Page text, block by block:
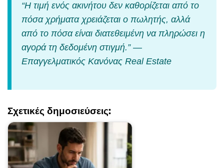
“Η τιμή ενός ακινήτου δεν καθορίζεται από το
πόσα χρήματα χρειάζεται ο πωλητής, αλλά
από το πόσα είναι διατεθειμένη να πληρώσει η
αγορά τη δεδομένη στιγμή.” —
Επαγγελματικός Κανόνας Real Estate
Σχετικές δημοσιεύσεις: